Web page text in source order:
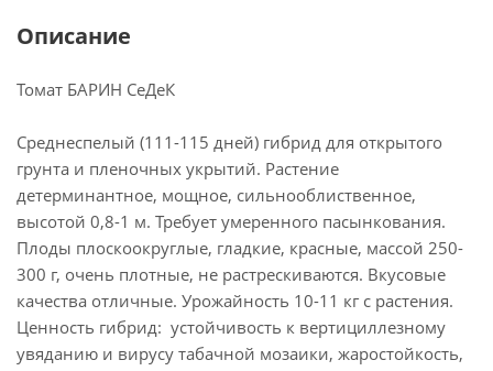
Описание
Томат БАРИН СеДеК
Среднеспелый (111-115 дней) гибрид для открытого
грунта и пленочных укрытий. Растение
детерминантное, мощное, сильнооблиственное,
высотой 0,8-1 м. Требует умеренного пасынкования.
Плоды плоскоокруглые, гладкие, красные, массой 250-
300 г, очень плотные, не растрескиваются. Вкусовые
качества отличные. Урожайность 10-11 кг с растения.
Ценность гибрид: устойчивость к вертициллезному
увяданию и вирусу табачной мозаики, жаростойкость,